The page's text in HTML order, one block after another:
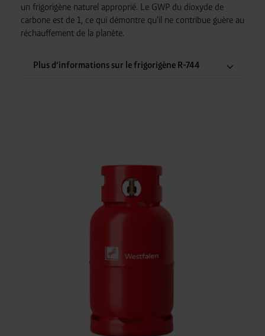
un frigorigène naturel approprié. Le GWP du dioxyde de
carbone est de 1, ce qui démontre qu’il ne contribue guère au
réchauffement de la planète.
Plus d‘informations sur le frigorigène R-744